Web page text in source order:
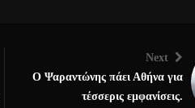
Next
Ο Ψαραντώνης πάει Αθήνα για
τέσσερις εμφανίσεις.